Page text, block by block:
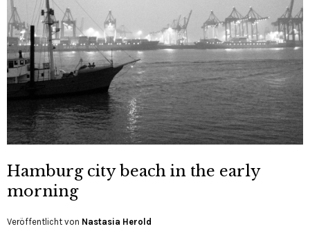
Hamburg city beach in the early
morning
Veröffentlicht von Nastasia Herold